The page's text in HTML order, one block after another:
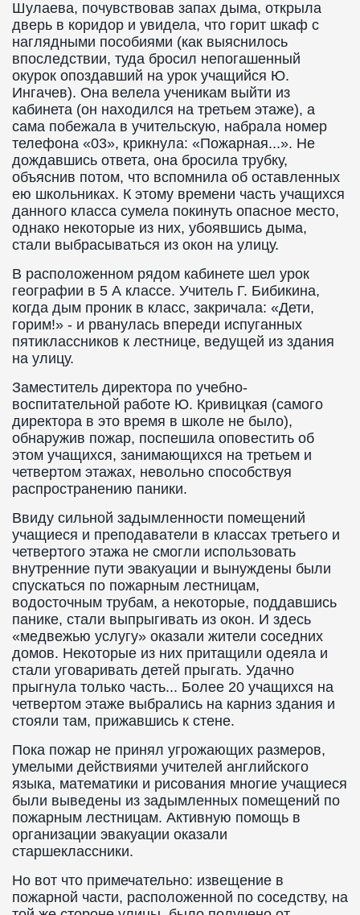
Шулаева, почувствовав запах дыма, открыла
дверь в коридор и увидела, что горит шкаф с
наглядными пособиями (как выяснилось
впоследствии, туда бросил непогашенный
окурок опоздавший на урок учащийся Ю.
Ингачев). Она велела ученикам выйти из
кабинета (он находился на третьем этаже), а
сама побежала в учительскую, набрала номер
телефона «03», крикнула: «Пожарная...». Не
дождавшись ответа, она бросила трубку,
объяснив потом, что вспомнила об оставленных
ею школьниках. К этому времени часть учащихся
данного класса сумела покинуть опасное место,
однако некоторые из них, убоявшись дыма,
стали выбрасываться из окон на улицу.
В расположенном рядом кабинете шел урок
географии в 5 А классе. Учитель Г. Бибикина,
когда дым проник в класс, закричала: «Дети,
горим!» - и рванулась впереди испуганных
пятиклассников к лестнице, ведущей из здания
на улицу.
Заместитель директора по учебно-
воспитательной работе Ю. Кривицкая (самого
директора в это время в школе не было),
обнаружив пожар, поспешила оповестить об
этом учащихся, занимающихся на третьем и
четвертом этажах, невольно способствуя
распространению паники.
Ввиду сильной задымленности помещений
учащиеся и преподаватели в классах третьего и
четвертого этажа не смогли использовать
внутренние пути эвакуации и вынуждены были
спускаться по пожарным лестницам,
водосточным трубам, а некоторые, поддавшись
панике, стали выпрыгивать из окон. И здесь
«медвежью услугу» оказали жители соседних
домов. Некоторые из них притащили одеяла и
стали уговаривать детей прыгать. Удачно
прыгнула только часть... Более 20 учащихся на
четвертом этаже выбрались на карниз здания и
стояли там, прижавшись к стене.
Пока пожар не принял угрожающих размеров,
умелыми действиями учителей английского
языка, математики и рисования многие учащиеся
были выведены из задымленных помещений по
пожарным лестницам. Активную помощь в
организации эвакуации оказали
старшеклассники.
Но вот что примечательно: извещение в
пожарной части, расположенной по соседству, на